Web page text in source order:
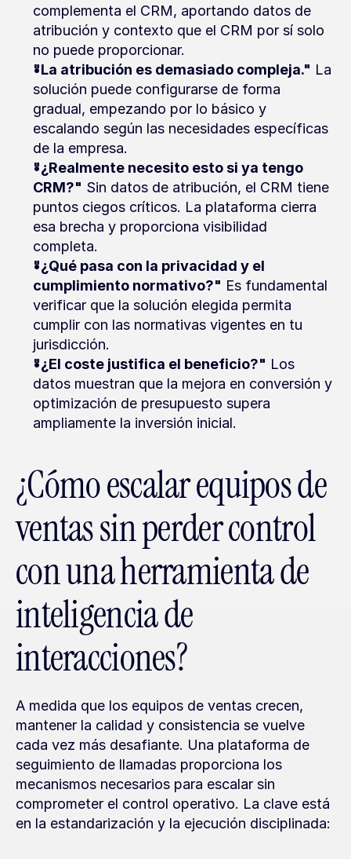
complementa el CRM, aportando datos de
atribución y contexto que el CRM por sí solo
no puede proporcionar.
"La atribución es demasiado compleja." La
solución puede configurarse de forma
gradual, empezando por lo básico y
escalando según las necesidades específicas
de la empresa.
"¿Realmente necesito esto si ya tengo
CRM?" Sin datos de atribución, el CRM tiene
puntos ciegos críticos. La plataforma cierra
esa brecha y proporciona visibilidad
completa.
"¿Qué pasa con la privacidad y el
cumplimiento normativo?" Es fundamental
verificar que la solución elegida permita
cumplir con las normativas vigentes en tu
jurisdicción.
"¿El coste justifica el beneficio?" Los
datos muestran que la mejora en conversión y
optimización de presupuesto supera
ampliamente la inversión inicial.
¿Cómo escalar equipos de
ventas sin perder control
con una herramienta de
inteligencia de
interacciones?
A medida que los equipos de ventas crecen,
mantener la calidad y consistencia se vuelve
cada vez más desafiante. Una plataforma de
seguimiento de llamadas proporciona los
mecanismos necesarios para escalar sin
comprometer el control operativo. La clave está
en la estandarización y la ejecución disciplinada: